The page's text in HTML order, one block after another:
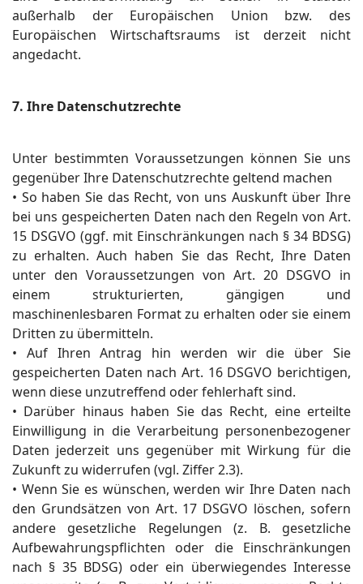
außerhalb der Europäischen Union bzw. des
Europäischen Wirtschaftsraums ist derzeit nicht
angedacht.
7. Ihre Datenschutzrechte
Unter bestimmten Voraussetzungen können Sie uns
gegenüber Ihre Datenschutzrechte geltend machen
• So haben Sie das Recht, von uns Auskunft über Ihre
bei uns gespeicherten Daten nach den Regeln von Art.
15 DSGVO (ggf. mit Einschränkungen nach § 34 BDSG)
zu erhalten. Auch haben Sie das Recht, Ihre Daten
unter den Voraussetzungen von Art. 20 DSGVO in
einem strukturierten, gängigen und
maschinenlesbaren Format zu erhalten oder sie einem
Dritten zu übermitteln.
• Auf Ihren Antrag hin werden wir die über Sie
gespeicherten Daten nach Art. 16 DSGVO berichtigen,
wenn diese unzutreffend oder fehlerhaft sind.
• Darüber hinaus haben Sie das Recht, eine erteilte
Einwilligung in die Verarbeitung personenbezogener
Daten jederzeit uns gegenüber mit Wirkung für die
Zukunft zu widerrufen (vgl. Ziffer 2.3).
• Wenn Sie es wünschen, werden wir Ihre Daten nach
den Grundsätzen von Art. 17 DSGVO löschen, sofern
andere gesetzliche Regelungen (z. B. gesetzliche
Aufbewahrungspflichten oder die Einschränkungen
nach § 35 BDSG) oder ein überwiegendes Interesse